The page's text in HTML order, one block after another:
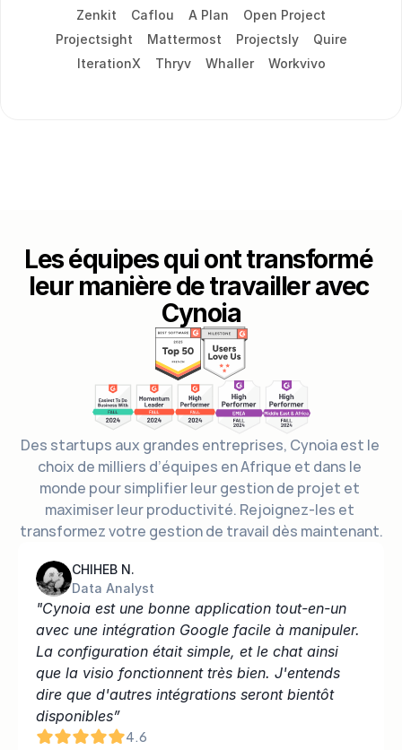
Zenkit
Caflou A Plan
Open Project
Projectsight
Mattermost Projectsly
Quire
IterationX
Thryv Whaller Workvivo
Les équipes qui ont transformé
leur manière de travailler avec
Cynoia
Des startups aux grandes entreprises, Cynoia est le
choix de milliers d’équipes en Afrique et dans le
monde pour simplifier leur gestion de projet et
maximiser leur productivité. Rejoignez-les et
transformez votre gestion de travail dès maintenant.
CHIHEB N.
Data Analyst
"Cynoia est une bonne application tout-en-un
avec une intégration Google facile à manipuler.
La configuration était simple, et le chat ainsi
que la visio fonctionnent très bien. J'entends
dire que d'autres intégrations seront bientôt
disponibles”
4.6